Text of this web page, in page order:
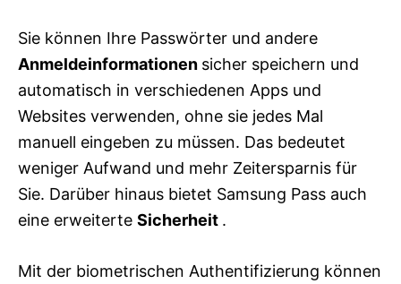
Sie können Ihre Passwörter und andere
Anmeldeinformationen sicher speichern und
automatisch in verschiedenen Apps und
Websites verwenden, ohne sie jedes Mal
manuell eingeben zu müssen. Das bedeutet
weniger Aufwand und mehr Zeitersparnis für
Sie. Darüber hinaus bietet Samsung Pass auch
eine erweiterte Sicherheit .
Mit der biometrischen Authentifizierung können